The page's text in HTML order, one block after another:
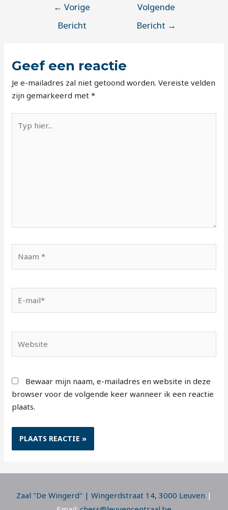
← Vorige
Bericht
Volgende
Bericht →
Geef een reactie
Je e-mailadres zal niet getoond worden. Vereiste velden
zijn gemarkeerd met*
hier...
mail*
Bewaar mijn naam, e-mailadres en website in deze
browser voor de volgende keer wanneer ik een reactie
plaats.
Zaal "De Wingerd" | Wingerdstraat 14, 3000 Leuven |